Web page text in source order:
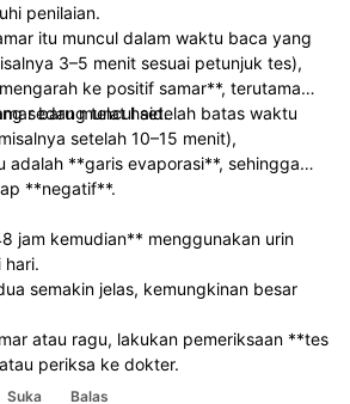
penilaian.
itu muncul dalam waktu baca yang
3–5 menit sesuai petunjuk tes),
ke positif samar**, terutama
sedang telat haid.
baru muncul setelah batas waktu
setelah 10–15 menit),
adalah **garis evaporasi**, sehingga
**negatif**.
jam kemudian** menggunakan urin
hari.
semakin jelas, kemungkinan besar
atau ragu, lakukan pemeriksaan **tes
periksa ke dokter.
Suka Balas